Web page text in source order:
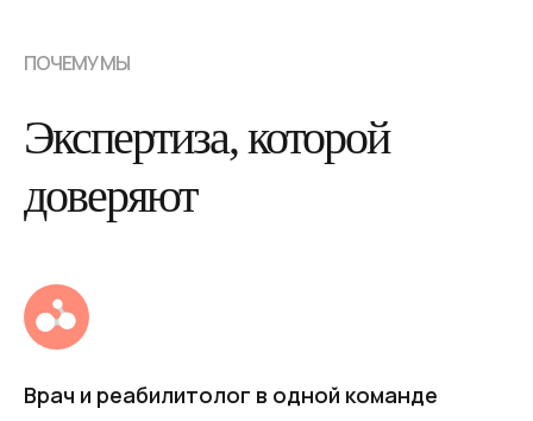
ПОЧЕМУ МЫ
Экспертиза, которой
доверяют
Врач и реабилитолог в одной команде